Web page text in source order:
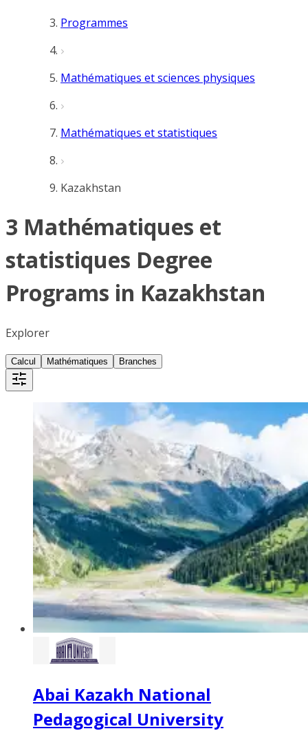
Programmes
Mathématiques et sciences physiques
Mathématiques et statistiques
Kazakhstan
3 Mathématiques et
statistiques Degree
Programs in Kazakhstan
Explorer
Calcul Mathématiques Branches
Abai Kazakh National
Pedagogical University